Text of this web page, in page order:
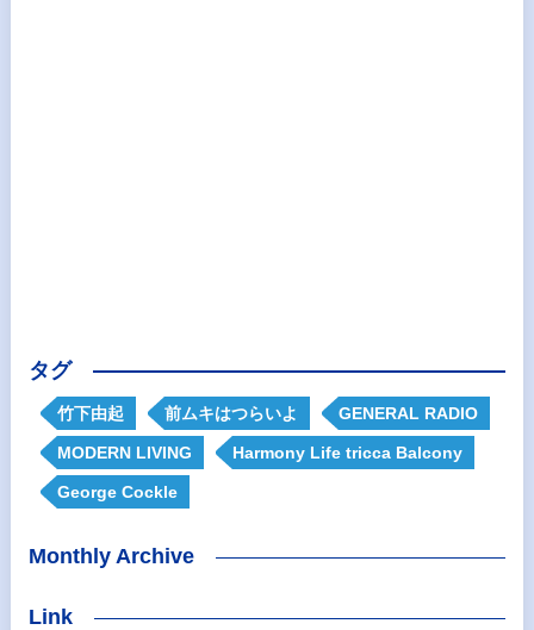
タグ
竹下由起 前ムキはつらいよ GENERAL RADIO
MODERN LIVING Harmony Life tricca Balcony
George Cockle
Monthly Archive
Link